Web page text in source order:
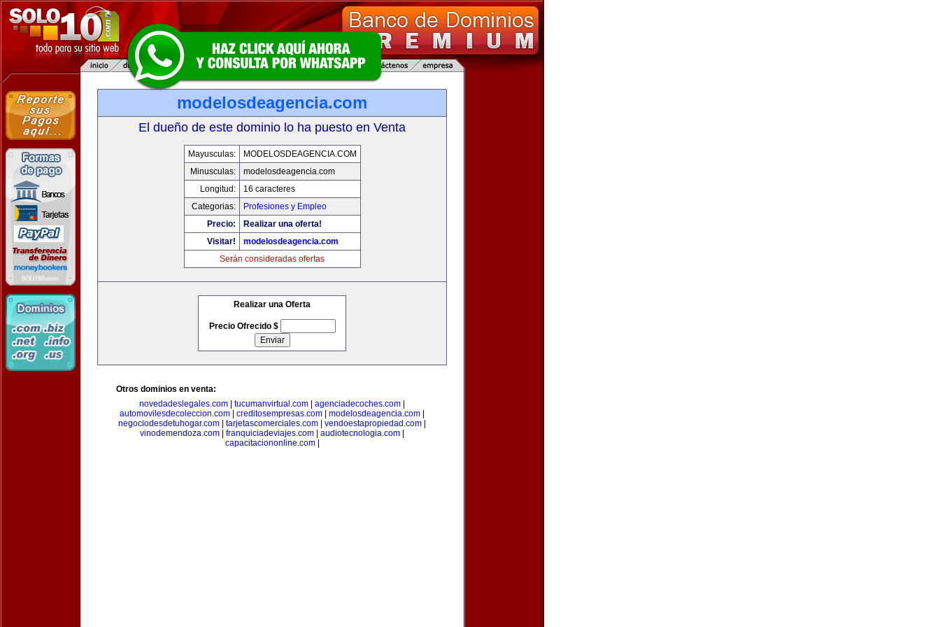
modelosdeagencia.com
El dueño de este dominio lo ha puesto en Venta
Mayusculas:
MODELOSDEAGENCIA.COM
Minusculas:
modelosdeagencia.com
Longitud:
16 caracteres
Categorias:
Profesiones y Empleo
Precio:
Realizar una oferta!
Visitar!
modelosdeagencia.com
Serán consideradas ofertas
Realizar una Oferta
Precio Ofrecido $
Otros dominios en venta:
novedadeslegales.com
tucumanvirtual.com agenciadecoches.com
automovilesdecoleccion.com
creditosempresas.com modelosdeagencia.com
negociodesdetuhogar.com
tarjetascomerciales.com vendoestapropiedad.com
vinodemendoza.com
franquiciadeviajes.com audiotecnologia.com
capacitaciononline.com|